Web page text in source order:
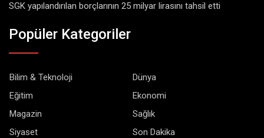
SGK yapılandırılan borçlarının 25 milyar lirasını tahsil etti
Popüler Kategoriler
Bilim & Teknoloji
Dünya
Eğitim
Ekonomi
Magazin
Sağlık
Siyaset
Son Dakika